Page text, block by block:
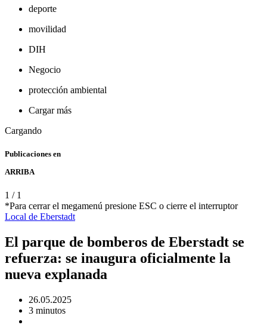
deporte
movilidad
DIH
Negocio
protección ambiental
Cargar más
Cargando
Publicaciones en
ARRIBA
1 / 1
*Para cerrar el megamenú presione ESC o cierre el interruptor
Local de Eberstadt
El parque de bomberos de Eberstadt se
refuerza: se inaugura oficialmente la
nueva explanada
26.05.2025
3 minutos